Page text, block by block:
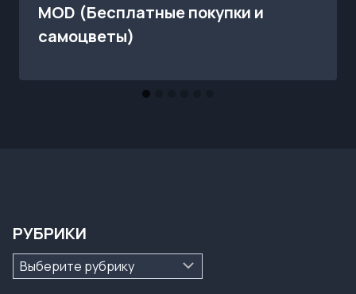
MOD (Бесплатные покупки и
самоцветы)
РУБРИКИ
Рубрики